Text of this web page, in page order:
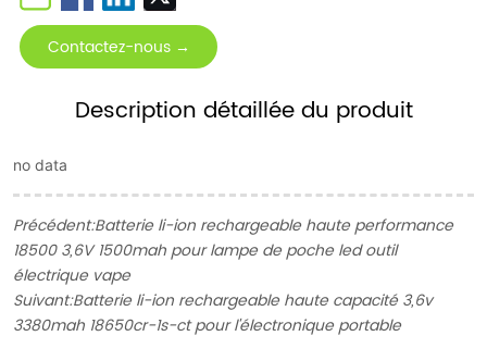
Contactez-nous →
Description détaillée du produit
no data
Précédent:Batterie li-ion rechargeable haute performance
18500 3,6V 1500mah pour lampe de poche led outil
électrique vape
Suivant:Batterie li-ion rechargeable haute capacité 3,6v
3380mah 18650cr-1s-ct pour l'électronique portable